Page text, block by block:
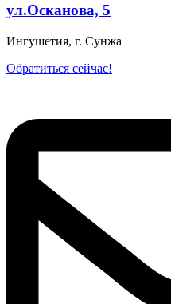
ул.Осканова, 5
Ингушетия, г. Сунжа
Обратиться сейчас!